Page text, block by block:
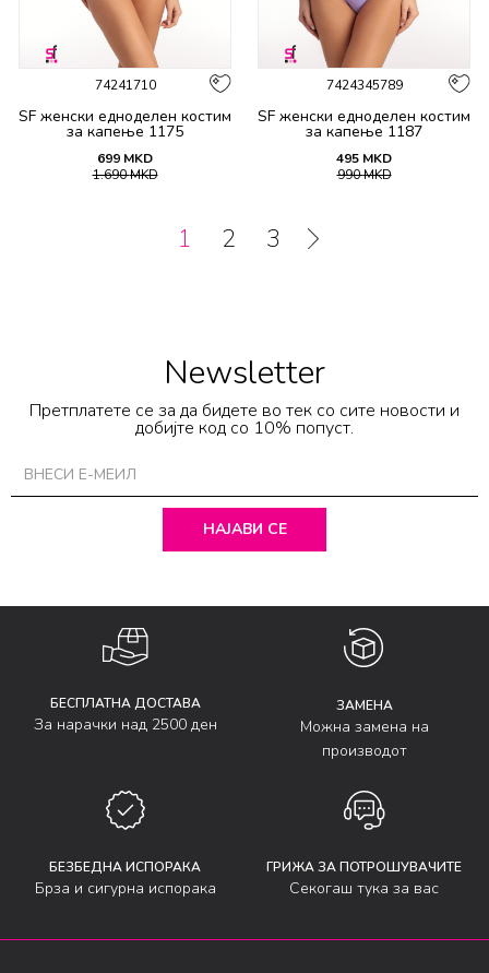
74241710
SF женски едноделен костим
за капење 1175
699 MKD
1.690MKD
7424345789
SF женски едноделен костим
за капење 1187
495 MKD
990MKD
1 2 3
Newsletter
Претплатете се за да бидете во тек со сите новости и
добијте код со 10% попуст.
НАЈАВИ СЕ
БЕСПЛАТНА ДОСТАВА
За нарачки над 2500 ден
ЗАМЕНА
Можна замена на
производот
БЕЗБЕДНА ИСПОРАКА
Брза и сигурна испорака
ГРИЖА ЗА ПОТРОШУВАЧИТЕ
Секогаш тука за вас